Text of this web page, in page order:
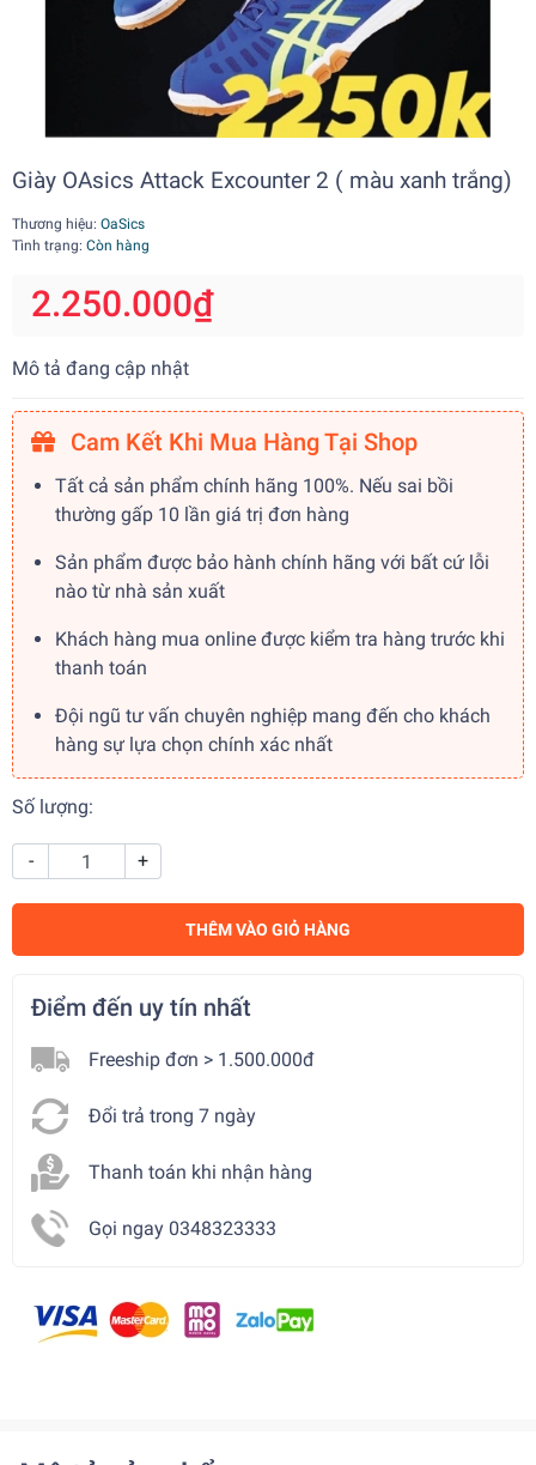
Giày OAsics Attack Excounter 2 ( màu xanh trắng)
Thương hiệu: OaSics
Tình trạng: Còn hàng
2.250.000₫
Mô tả đang cập nhật
Cam Kết Khi Mua Hàng Tại Shop
Tất cả sản phẩm chính hãng 100%. Nếu sai bồi
thường gấp 10 lần giá trị đơn hàng
Sản phẩm được bảo hành chính hãng với bất cứ lỗi
nào từ nhà sản xuất
Khách hàng mua online được kiểm tra hàng trước khi
thanh toán
Đội ngũ tư vấn chuyên nghiệp mang đến cho khách
hàng sự lựa chọn chính xác nhất
Số lượng:
- +
THÊM VÀO GIỎ HÀNG
Điểm đến uy tín nhất
Freeship đơn > 1.500.000đ
Đổi trả trong 7 ngày
Thanh toán khi nhận hàng
Gọi ngay 0348323333